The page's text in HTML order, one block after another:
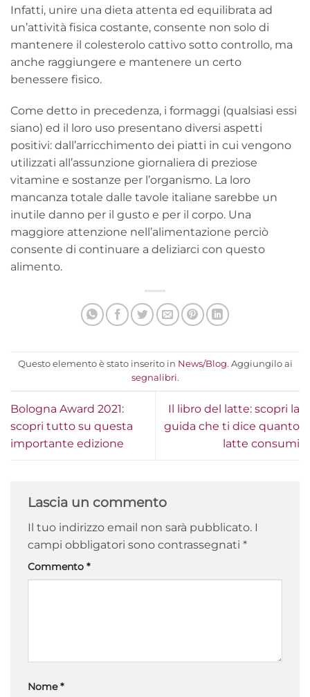
Infatti, unire una dieta attenta ed equilibrata ad
un’attività fisica costante, consente non solo di
mantenere il colesterolo cattivo sotto controllo, ma
anche raggiungere e mantenere un certo
benessere fisico.
Come detto in precedenza, i formaggi (qualsiasi essi
siano) ed il loro uso presentano diversi aspetti
positivi: dall’arricchimento dei piatti in cui vengono
utilizzati all’assunzione giornaliera di preziose
vitamine e sostanze per l’organismo. La loro
mancanza totale dalle tavole italiane sarebbe un
inutile danno per il gusto e per il corpo. Una
maggiore attenzione nell’alimentazione perciò
consente di continuare a deliziarci con questo
alimento.
Questo elemento è stato inserito in News/Blog. Aggiungilo ai
segnalibri.
Bologna Award 2021:
scopri tutto su questa
importante edizione
Il libro del latte: scopri la
guida che ti dice quanto
latte consumi
Lascia un commento
Il tuo indirizzo email non sarà pubblicato. I
campi obbligatori sono contrassegnati *
Commento *
Nome*